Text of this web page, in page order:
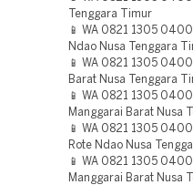
Tenggara Timur
📱 WA 0821 1305
Ndao Nusa Tenggara
📱 WA 0821 1305
Barat Nusa Tenggara
📱 WA 0821 1305
Manggarai Barat Nusa
📱 WA 0821 1305
Rote Ndao Nusa
📱 WA 0821 1305
Manggarai Barat Nusa